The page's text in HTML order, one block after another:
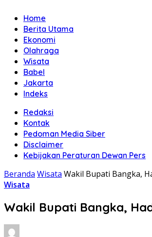
Home
Berita Utama
Ekonomi
Olahraga
Wisata
Babel
Jakarta
Indeks
Redaksi
Kontak
Pedoman Media Siber
Disclaimer
Kebijakan Peraturan Dewan Pers
Beranda Wisata Wakil Bupati Bangka,
Wisata
Wakil Bupati Bangka,